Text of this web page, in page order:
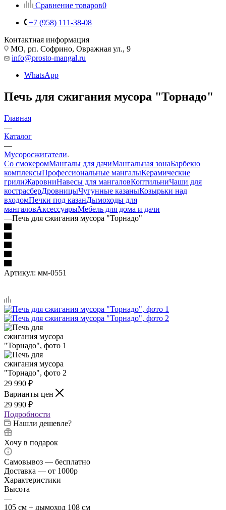
Сравнение товаров0
+7 (958) 111-38-08
Контактная информация
МО, рп. Софрино, Овражная ул., 9
info@prosto-mangal.ru
WhatsApp
Печь для сжигания мусора "Торнадо"
Главная
—
Каталог
—
Мусоросжигатели
Со смокеромМангалы для дачиМангальная зонаБарбекю
комплексыПрофессиональные мангалыКерамические
грилиЖаровниНавесы для мангаловКоптильниЧаши для
кострасберДровницыЧугунные казаныКозырьки над
входомПечки под казанДымоходы для
мангаловАксессуарыМебель для дома и дачи
—Печь для сжигания мусора "Торнадо"
Артикул: мм-0551
29 990 ₽
Варианты цен
29 990 ₽
Подробности
Нашли дешевле?
Хочу в подарок
Самовывоз — бесплатно
Доставка — от 1000р
Характеристики
Высота
—
105 см + дымоход 108 см